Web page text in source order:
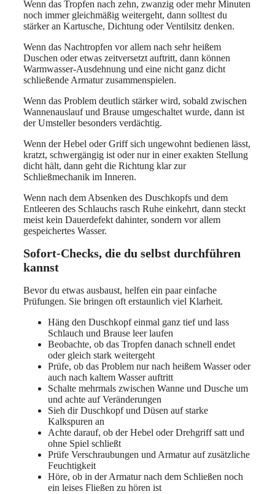
Wenn das Tropfen nach zehn, zwanzig oder mehr Minuten
noch immer gleichmäßig weitergeht, dann solltest du
stärker an Kartusche, Dichtung oder Ventilsitz denken.
Wenn das Nachtropfen vor allem nach sehr heißem
Duschen oder etwas zeitversetzt auftritt, dann können
Warmwasser-Ausdehnung und eine nicht ganz dicht
schließende Armatur zusammenspielen.
Wenn das Problem deutlich stärker wird, sobald zwischen
Wannenauslauf und Brause umgeschaltet wurde, dann ist
der Umsteller besonders verdächtig.
Wenn der Hebel oder Griff sich ungewohnt bedienen lässt,
kratzt, schwergängig ist oder nur in einer exakten Stellung
dicht hält, dann geht die Richtung klar zur
Schließmechanik im Inneren.
Wenn nach dem Absenken des Duschkopfs und dem
Entleeren des Schlauchs rasch Ruhe einkehrt, dann steckt
meist kein Dauerdefekt dahinter, sondern vor allem
gespeichertes Wasser.
Sofort-Checks, die du selbst durchführen
kannst
Bevor du etwas ausbaust, helfen ein paar einfache
Prüfungen. Sie bringen oft erstaunlich viel Klarheit.
Häng den Duschkopf einmal ganz tief und lass
Schlauch und Brause leer laufen
Beobachte, ob das Tropfen danach schnell endet
oder gleich stark weitergeht
Prüfe, ob das Problem nur nach heißem Wasser oder
auch nach kaltem Wasser auftritt
Schalte mehrmals zwischen Wanne und Dusche um
und achte auf Veränderungen
Sieh dir Duschkopf und Düsen auf starke
Kalkspuren an
Achte darauf, ob der Hebel oder Drehgriff satt und
ohne Spiel schließt
Prüfe Verschraubungen und Armatur auf zusätzliche
Feuchtigkeit
Höre, ob in der Armatur nach dem Schließen noch
ein leises Fließen zu hören ist